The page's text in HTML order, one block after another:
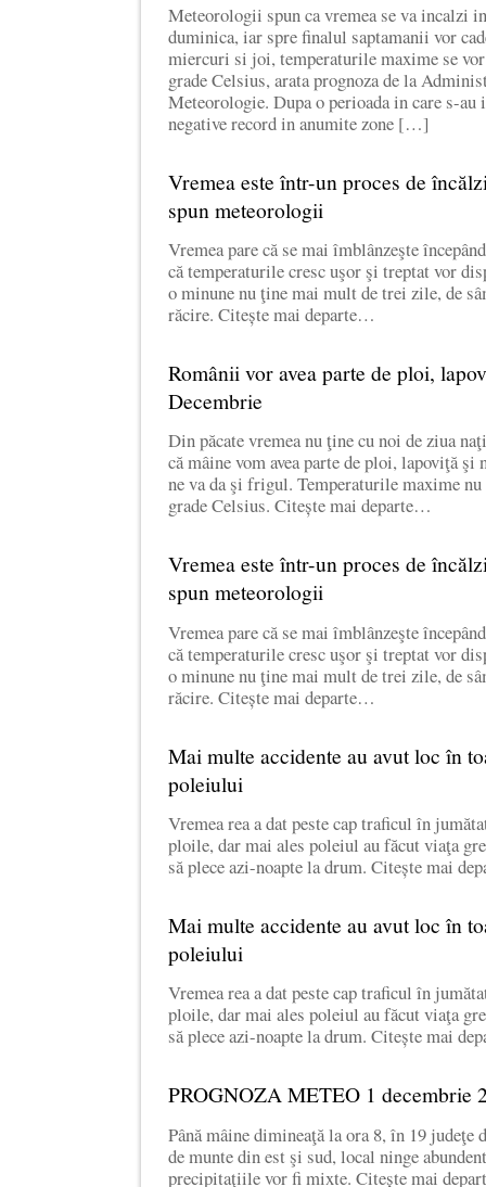
Meteorologii spun ca vremea se va incalzi
duminica, iar spre finalul saptamanii vor
miercuri si joi, temperaturile maxime se
grade Celsius, arata prognoza de la
Meteorologie. Dupa o perioada in care s-
negative record in anumite zone […]
Vremea este într-un proces de
spun meteorologii
Vremea pare că se mai îmblânzeşte
că temperaturile cresc uşor şi treptat vor
o minune nu ţine mai mult de trei zile, de
răcire. Citește mai departe…
Românii vor avea parte de ploi,
Decembrie
Din păcate vremea nu ţine cu noi de ziua
că mâine vom avea parte de ploi, lapoviţă
ne va da şi frigul. Temperaturile maxime
grade Celsius. Citește mai departe…
Vremea este într-un proces de
spun meteorologii
Vremea pare că se mai îmblânzeşte
că temperaturile cresc uşor şi treptat vor
o minune nu ţine mai mult de trei zile, de
răcire. Citește mai departe…
Mai multe accidente au avut loc în
poleiului
Vremea rea a dat peste cap traficul în
ploile, dar mai ales poleiul au făcut viaţa
să plece azi-noapte la drum. Citește mai
Mai multe accidente au avut loc în
poleiului
Vremea rea a dat peste cap traficul în
ploile, dar mai ales poleiul au făcut viaţa
să plece azi-noapte la drum. Citește mai
PROGNOZA METEO 1 decembrie
Până mâine dimineaţă la ora 8, în 19
de munte din est şi sud, local ninge
precipitaţiile vor fi mixte. Citește mai